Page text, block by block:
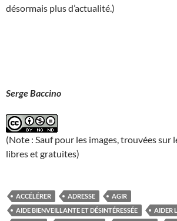
désormais plus d’actualité.)
Serge Baccino
(Note : Sauf pour les images, trouvées sur
libres et gratuites)
ACCÉLÉRER ADRESSE
AGIR
AIDE BIENVEILLANTE ET DÉSINTÉRESSÉE
AIDER